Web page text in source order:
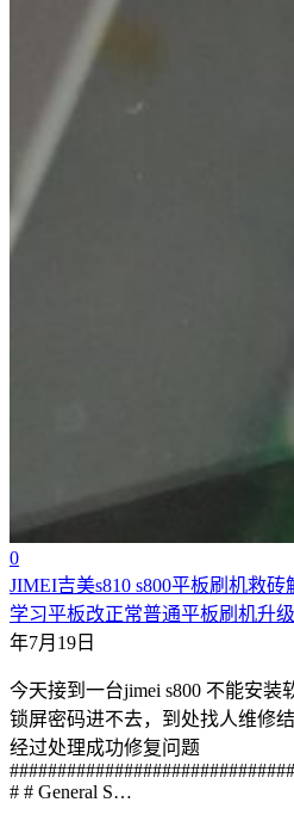
0
JIMEI吉美s810 s800平板刷机救
学习平板改正常普通平板刷机升
年7月19日
今天接到一台jimei s800 不能安
锁屏密码进不去，到处找人维修
经过处理成功修复问题
# # General S…